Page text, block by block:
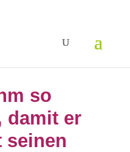
so
damit er
seinen